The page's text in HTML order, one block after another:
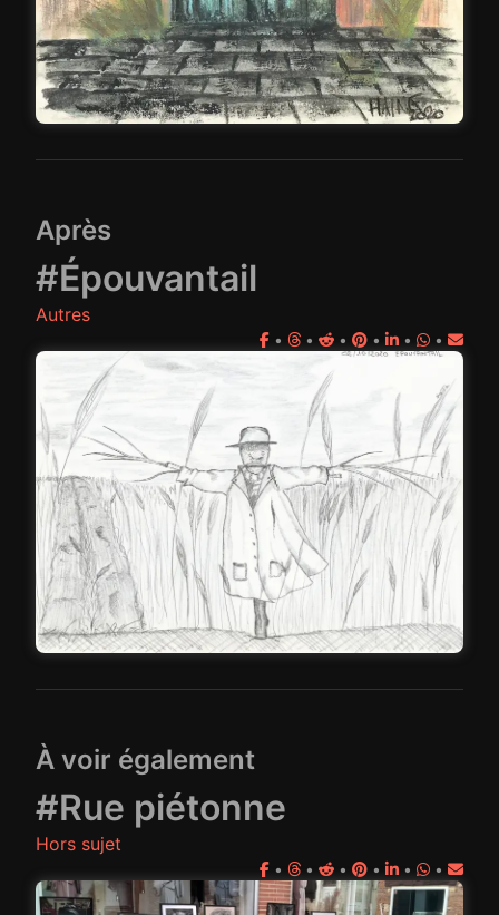
Après
#Épouvantail
Autres
• • • • • •
À voir également
#Rue piétonne
Hors sujet
• • • • • •